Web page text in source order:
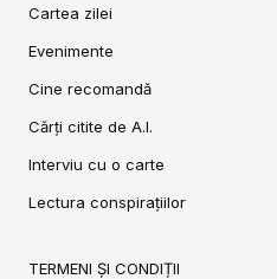
Cartea zilei
Evenimente
Cine recomandă
Cărți citite de A.I.
Interviu cu o carte
Lectura conspirațiilor
TERMENI ȘI CONDIȚII